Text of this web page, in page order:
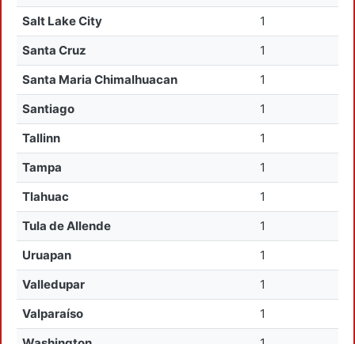
Salt Lake City
1
Santa Cruz
1
Santa Maria Chimalhuacan
1
Santiago
1
Tallinn
1
Tampa
1
Tlahuac
1
Tula de Allende
1
Uruapan
1
Valledupar
1
Valparaíso
1